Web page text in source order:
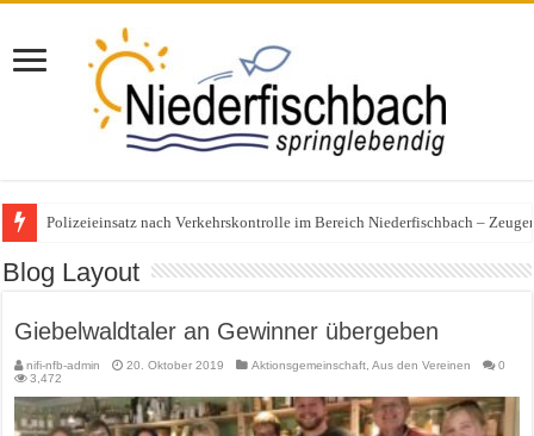
Polizeieinsatz nach Verkehrskontrolle im Bereich Niederfischbach –
Blog Layout
Giebelwaldtaler an Gewinner übergeben
nifi-nfb-admin 20. Oktober 2019 Aktionsgemeinschaft ,Aus den Vereinen
0
3,472